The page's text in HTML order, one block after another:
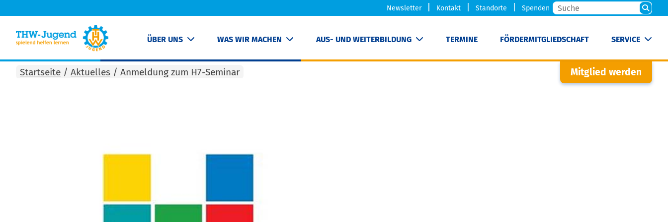
Newsletter Kontakt Standorte Spenden
ÜBER UNS WAS WIR MACHEN AUS- UND WEITERBILDUNG TERMINE FÖRDERMITGLIEDSCHAFT SERVICE
Mitglied werden
Startseite / Aktuelles / Anmeldung zum H7-Seminar